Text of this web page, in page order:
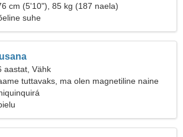
cm (5'10"), 85 kg (187 naela)
suhe
aastat, Vähk
tuttavaks, ma olen magnetiline naine